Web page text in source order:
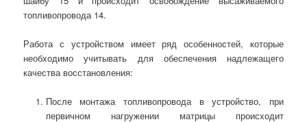
топливопровода 14.
Работа с устройством имеет ряд особенностей, которые
необходимо учитывать для обеспечения надлежащего
качества восстановления:
После монтажа топливопровода в устройство, при
первичном нагружении матрицы происходит